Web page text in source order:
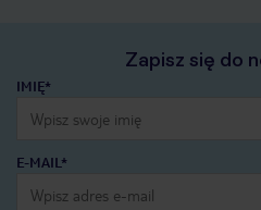
Zapisz się do
IMIĘ*
E-MAIL*